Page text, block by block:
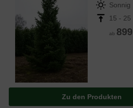
Sonnig
15 - 25
ab
Zu den Produkten